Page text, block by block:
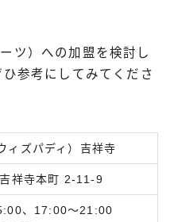
ツ）への加盟を検討し
参考にしてみてくださ
ィズパディ）吉祥寺
祥寺本町 2-11-9
、17:00～21:00